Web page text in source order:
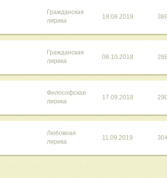
Гражданская
лирика
18.08.2019 388
Гражданская
лирика
08.10.2018 288
Философская
лирика
17.09.2018 290
Любовная
лирика
11.09.2019